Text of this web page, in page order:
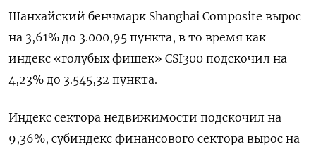
Шанхайский бенчмарк Shanghai Composite вырос
на 3,61% до 3.000,95 пункта, в то время как
индекс «голубых фишек» CSI300 подскочил на
4,23% до 3.545,32 пункта.
Индекс сектора недвижимости подскочил на
9,36%, субиндекс финансового сектора вырос на